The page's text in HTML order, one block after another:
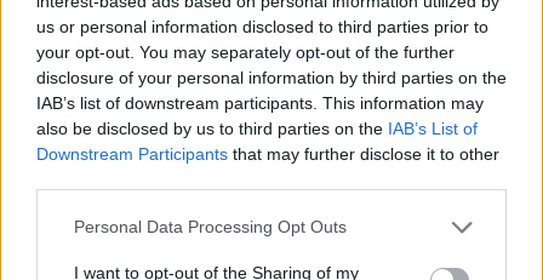
us or personal information disclosed to third parties prior to
your opt-out. You may separately opt-out of the further
disclosure of your personal information by third parties on the
IAB’s list of downstream participants. This information may
also be disclosed by us to third parties on the IAB’s List of
Downstream Participants that may further disclose it to other
Personal Data Processing Opt Outs
I want to opt-out of the Sharing of my
Daug klausinėjo apie mane. Pats buvo nelabai
kalbus. Atrodė, kad kažkas jį kamuoja,
neramina. Vis žvilgčiojo į telefoną, muistėsi,
atrodė, kad ta kišenė, kurioje yra mobilus,
tiesiog degte dega.